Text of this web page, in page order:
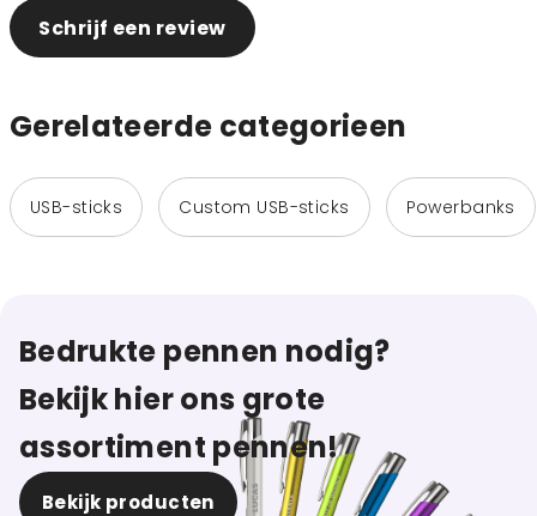
Schrijf een review
Gerelateerde categorieen
USB-sticks Custom USB-sticks Powerbanks
Bedrukte pennen nodig?
Bekijk hier ons grote
assortiment pennen!
Bekijk producten